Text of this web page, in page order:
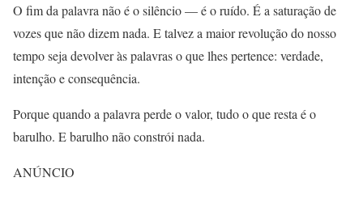
O fim da palavra não é o silêncio — é o ruído. É a saturação de
vozes que não dizem nada. E talvez a maior revolução do nosso
tempo seja devolver às palavras o que lhes pertence: verdade,
intenção e consequência.
Porque quando a palavra perde o valor, tudo o que resta é o
barulho. E barulho não constrói nada.
ANÚNCIO